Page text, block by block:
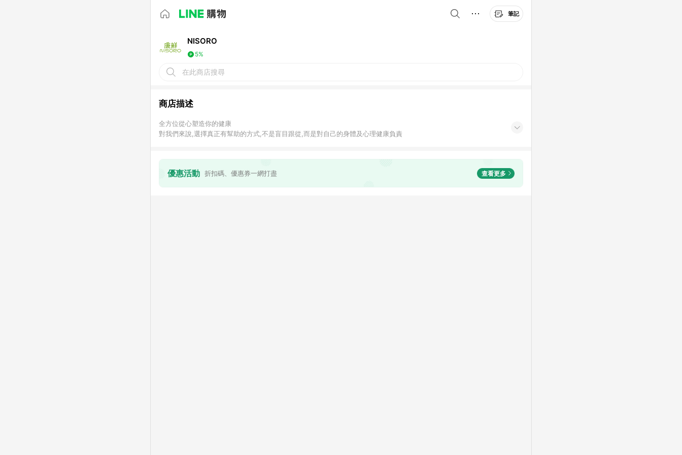
筆記
NISORO
5%
在此商店搜尋
商店描述
全方位從心塑造你的健康
對我們來說,選擇真正有幫助的方式,不是盲目跟從,而是對自己的身體及心理健康負責
營養要補對,才能真正被身體吸收、有感。
身心要平衡,健康才會穩穩地待在妳身上。
對環境好,才是真正能長久的照顧方式。
優惠活動 折扣碼、優惠券一網打盡 查看更多